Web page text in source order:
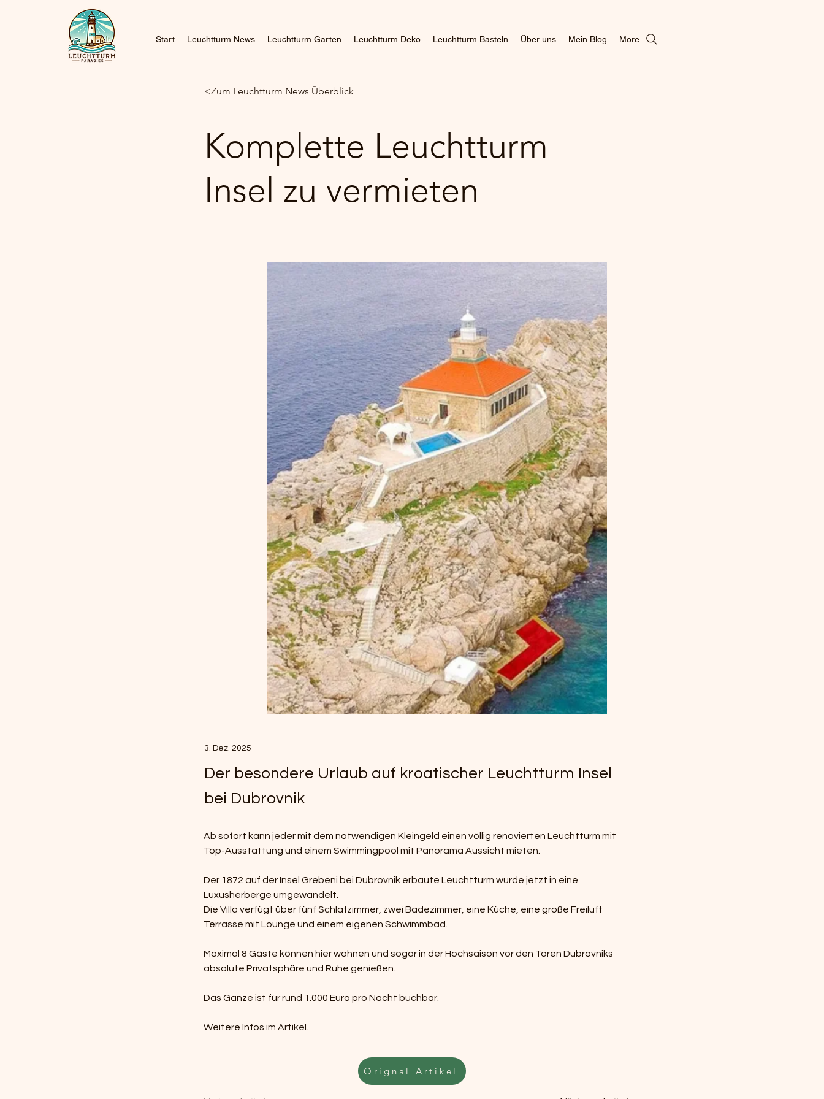
Start Leuchtturm News Leuchtturm Garten Leuchtturm Deko Leuchtturm Basteln Über uns Mein Blog More
<Zum Leuchtturm News Überblick
Komplette Leuchtturm
Insel zu vermieten
3. Dez. 2025
Der besondere Urlaub auf kroatischer Leuchtturm Insel
bei Dubrovnik
Ab sofort kann jeder mit dem notwendigen Kleingeld einen völlig renovierten Leuchtturm mit
Top-Ausstattung und einem Swimmingpool mit Panorama Aussicht mieten.
Der 1872 auf der Insel Grebeni bei Dubrovnik erbaute Leuchtturm wurde jetzt in eine
Luxusherberge umgewandelt.
Die Villa verfügt über fünf Schlafzimmer, zwei Badezimmer, eine Küche, eine große Freiluft
Terrasse mit Lounge und einem eigenen Schwimmbad.
Maximal 8 Gäste können hier wohnen und sogar in der Hochsaison vor den Toren Dubrovniks
absolute Privatsphäre und Ruhe genießen.
Das Ganze ist für rund 1.000 Euro pro Nacht buchbar.
Weitere Infos im Artikel.
Orignal Artikel